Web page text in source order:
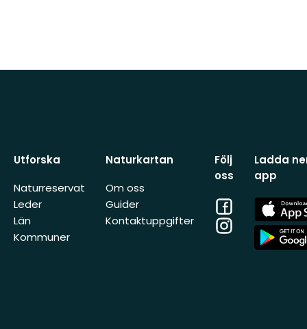
Utforska
Naturreservat
Leder
Län
Kommuner
Naturkartan
Om oss
Guider
Kontaktuppgifter
Följ
oss
Facebook
Instagram
Ladda
app
App
Store
App
Store